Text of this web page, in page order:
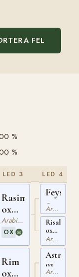
FEL
%
%
LED 3
Rasim
ox
AHSB
30
Arabiskt Fullblod
OX
Rim
ox
LED 4
Feysul
ox
EGYPT
24
Arabiskt Fullblod
Risala
ox
GSB
388
AHSB
222
Arabiskt Fullblod
Astraled
ox
GSB
Arabiskt Fullblod